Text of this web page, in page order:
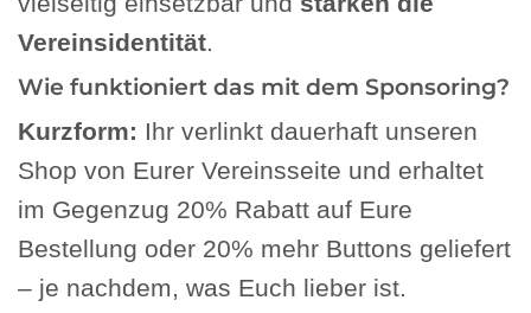
Vereinsidentität.
Wie funktioniert das mit dem Sponsoring?
Kurzform: Ihr verlinkt dauerhaft unseren
Shop von Eurer Vereinsseite und erhaltet
im Gegenzug 20% Rabatt auf Eure
Bestellung oder 20% mehr Buttons geliefert
– je nachdem, was Euch lieber ist.